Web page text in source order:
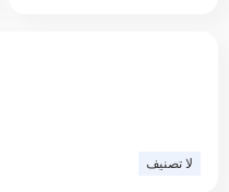
لا تصنيف